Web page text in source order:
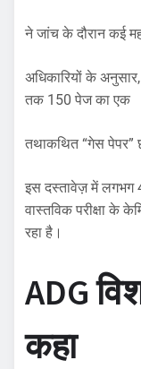
ने जांच के दौरान कई
अधिकारियों के
तक 150 पेज का एक
तथाकथित “गेस पेपर”
इस दस्तावेज़ में लगभग
वास्तविक परीक्षा के
रहा है।
ADG
कहा